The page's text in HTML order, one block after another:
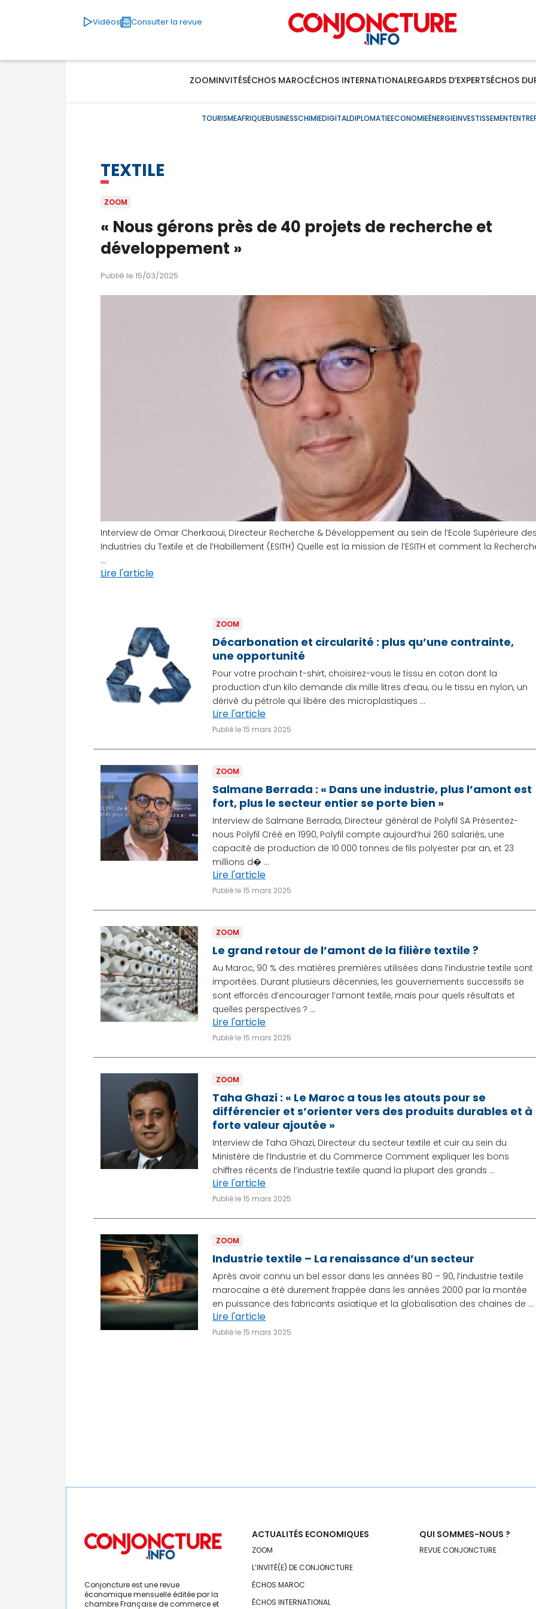
Vidéos Consulter la revue
ZOOMINVITÉSÉCHOS MAROCÉCHOS INTERNATIONALREGARDS D’EXPERTSÉCHOS
TOURISMEAFRIQUEBUSINESSCHIMIEDIGITALDIPLOMATIEECONOMIEÉNERGIEINVESTISSEMENT
TEXTILE
ZOOM
« Nous gérons près de 40 projets de recherche et
développement »
Publié le 15/03/2025
Interview de Omar Cherkaoui, Directeur Recherche & Développement au sein de l’Ecole Supérieure
Industries du Textile et de l’Habillement (ESITH) Quelle est la mission de l’ESITH et comment la
...
Lire l'article
ZOOM
Décarbonation et circularité : plus qu’une contrainte,
une opportunité
Pour votre prochain t-shirt, choisirez-vous le tissu en coton dont la
production d’un kilo demande dix mille litres d’eau, ou le tissu en nylon, un
dérivé du pétrole qui libère des microplastiques ...
Lire l'article
Publié le 15 mars 2025
ZOOM
Salmane Berrada : « Dans une industrie, plus l’amont est
fort, plus le secteur entier se porte bien »
Interview de Salmane Berrada, Directeur général de Polyfil SA Présentez-
nous Polyfil Créé en 1990, Polyfil compte aujourd’hui 260 salariés, une
capacité de production de 10 000 tonnes de fils polyester par an, et 23
millions d� ...
Lire l'article
Publié le 15 mars 2025
ZOOM
Le grand retour de l’amont de la filière textile ?
Au Maroc, 90 % des matières premières utilisées dans l’industrie textile sont
importées. Durant plusieurs décennies, les gouvernements successifs se
sont efforcés d’encourager l’amont textile, mais pour quels résultats et
quelles perspectives ? ...
Lire l'article
Publié le 15 mars 2025
ZOOM
Taha Ghazi : « Le Maroc a tous les atouts pour se
différencier et s’orienter vers des produits durables et à
forte valeur ajoutée »
Interview de Taha Ghazi, Directeur du secteur textile et cuir au sein du
Ministère de l’Industrie et du Commerce Comment expliquer les bons
chiffres récents de l’industrie textile quand la plupart des grands ...
Lire l'article
Publié le 15 mars 2025
ZOOM
Industrie textile – La renaissance d’un secteur
Après avoir connu un bel essor dans les années 80 – 90, l’industrie textile
marocaine a été durement frappée dans les années 2000 par la montée
en puissance des fabricants asiatique et la globalisation des chaines de ...
Lire l'article
Publié le 15 mars 2025
Conjoncture est une revue
économique mensuelle éditée par la
chambre Française de commerce et
ACTUALITÉS ECONOMIQUES
ZOOM
L’INVITÉ(E) DE CONJONCTURE
ÉCHOS MAROC
ÉCHOS INTERNATIONAL
QUI SOMMES-NOUS ?
REVUE CONJONCTURE